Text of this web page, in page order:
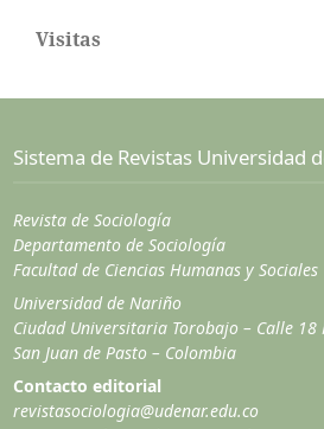
Visitas
Sistema de Revistas Universidad
Revista de Sociología
Departamento de Sociología
Facultad de Ciencias Humanas y Sociales
Universidad de Nariño
Ciudad Universitaria Torobajo – Calle 18
San Juan de Pasto – Colombia
Contacto editorial
revistasociologia@udenar.edu.co